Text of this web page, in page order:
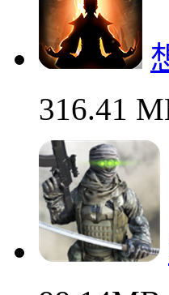
1.19GN